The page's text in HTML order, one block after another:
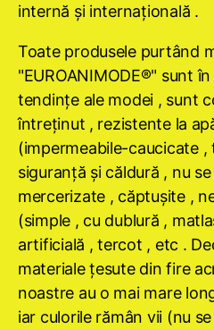
internă şi internaţională .
Toate produsele purtând
"EUROANIMODE®" sunt
tendinţe ale modei , sunt
întreţinut , rezistente la
(impermeabile-caucicate
siguranţă şi căldură , nu
mercerizate , căptuşite ,
(simple , cu dublură ,
artificială , tercot , etc .
materiale ţesute din fire
noastre au o mai mare
iar culorile rămân vii (nu